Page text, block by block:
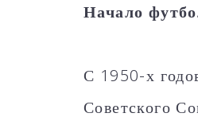
Начало
С 1950-х
Советского